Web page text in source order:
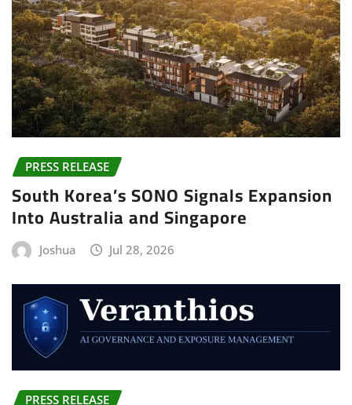
PRESS RELEASE
South Korea’s SONO Signals Expansion
Into Australia and Singapore
Joshua Jul 28, 2026
PRESS RELEASE